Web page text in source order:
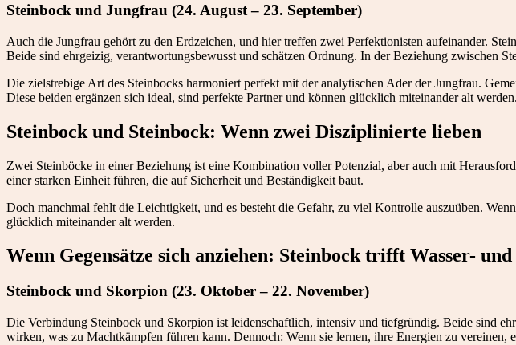
Steinbock und Jungfrau (24. August – 23. September)
Auch die Jungfrau gehört zu den Erdzeichen, und hier treffen zwei Perfektionisten aufeinander.
Beide sind ehrgeizig, verantwortungsbewusst und schätzen Ordnung. In der Beziehung zwischen
Die zielstrebige Art des Steinbocks harmoniert perfekt mit der analytischen Ader der Jungfrau.
Diese beiden ergänzen sich ideal, sind perfekte Partner und können glücklich miteinander alt werden.
Steinbock und Steinbock: Wenn zwei Disziplinierte lieben
Zwei Steinböcke in einer Beziehung ist eine Kombination voller Potenzial, aber auch mit
einer starken Einheit führen, die auf Sicherheit und Beständigkeit baut.
Doch manchmal fehlt die Leichtigkeit, und es besteht die Gefahr, zu viel Kontrolle auszuüben.
glücklich miteinander alt werden.
Wenn Gegensätze sich anziehen: Steinbock trifft Wasser-
Steinbock und Skorpion (23. Oktober – 22. November)
Die Verbindung Steinbock und Skorpion ist leidenschaftlich, intensiv und tiefgründig. Beide sind
wirken, was zu Machtkämpfen führen kann. Dennoch: Wenn sie lernen, ihre Energien zu vereinen,